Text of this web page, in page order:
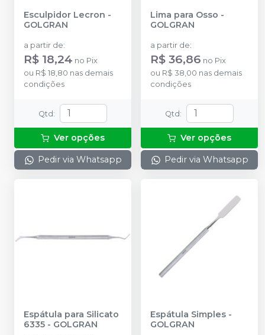
Esculpidor Lecron -
GOLGRAN
a partir de:
R$ 18,24 no Pix
ou R$ 18,80 nas demais
condições
Qtd:
Ver opções
Pedir via Whatsapp
Lima para Osso -
GOLGRAN
a partir de:
R$ 36,86 no Pix
ou R$ 38,00 nas demais
condições
Qtd:
Ver opções
Pedir via Whatsapp
Espátula para Silicato
6335 - GOLGRAN
Espátula Simples -
GOLGRAN